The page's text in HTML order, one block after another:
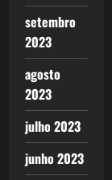
setembro
2023
agosto
2023
julho 2023
junho 2023